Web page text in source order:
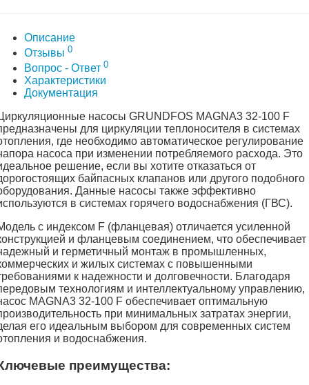
Описание
Отзывы 0
Вопрос - Ответ 0
Характеристики
Документация
насосы GRUNDFOS MAGNA3 32-100 F
для циркуляции теплоносителя в системах
где необходимо автоматическое регулирование
насоса при изменении потребляемого расхода. Это
решение, если вы хотите отказаться от
байпасных клапанов или другого подобного
Данные насосы также эффективно
в системах горячего водоснабжения (ГВС).
с индексом F (фланцевая) отличается усиленной
и фланцевым соединением, что обеспечивает
и герметичный монтаж в промышленных,
и жилых системах с повышенными
к надежности и долговечности. Благодаря
технологиям и интеллектуальному управлению,
MAGNA3 32-100 F обеспечивает оптимальную
при минимальных затратах энергии,
его идеальным выбором для современных систем
и водоснабжения.
преимущества: